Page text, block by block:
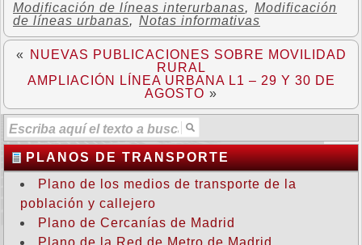
Modificación de líneas interurbanas, Modificación
de líneas urbanas, Notas informativas
«
NUEVAS PUBLICACIONES SOBRE MOVILIDAD
RURAL
AMPLIACIÓN LÍNEA URBANA L1 – 29 Y 30 DE
AGOSTO »
PLANOS DE TRANSPORTE
Plano de los medios de transporte de la
población y callejero
Plano de Cercanías de Madrid
Plano de la Red de Metro de Madrid